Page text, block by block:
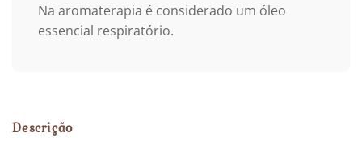
Na aromaterapia é considerado um óleo
essencial respiratório.
Descrição